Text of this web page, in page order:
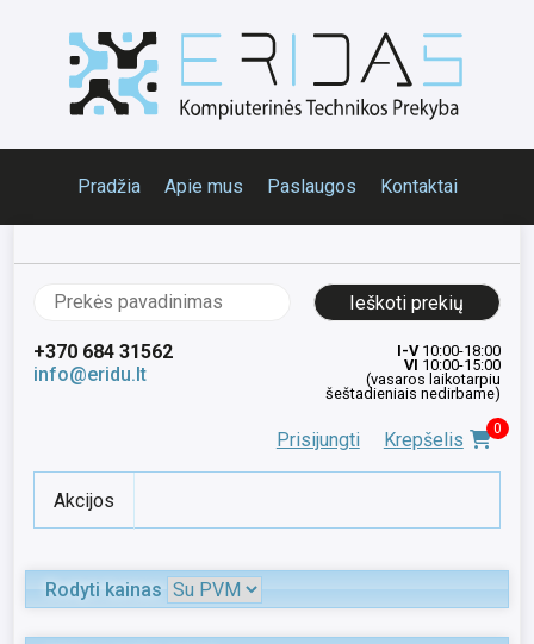
Pradžia Apie mus Paslaugos Kontaktai
Ieškoti:
+370 684 31562
info@eridu.lt
I-V10:00-18:00
VI 10:00-15:00
(vasaros laikotarpiu
šeštadieniais nedirbame)
Prisijungti Krepšelis 0
Akcijos
Rodyti kainas